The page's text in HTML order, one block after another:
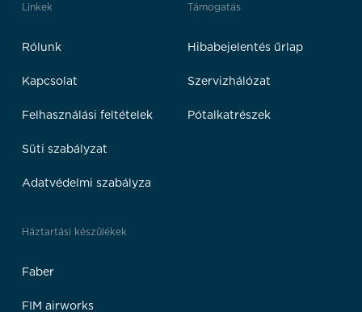
Linkek
Rólunk
Kapcsolat
Felhasználási feltételek
Süti szabályzat
Adatvédelmi szabályza
Támogatás
Hibabejelentés űrlap
Szervizhálózat
Pótalkatrészek
Háztartási készülékek
Faber
FIM airworks